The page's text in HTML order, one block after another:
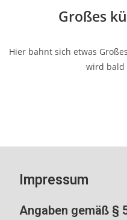
Großes
Hier bahnt sich etwas
wird bald
Impressum
Angaben gemäß §